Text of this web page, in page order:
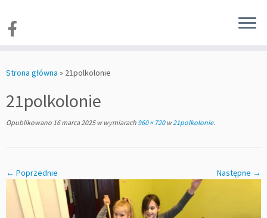
toStrona główna » 21polkolonie
21polkolonie
Opublikowano 16 marca 2025w wymiarach 960 × 720w21polkolonie.
← Poprzednie Następne →